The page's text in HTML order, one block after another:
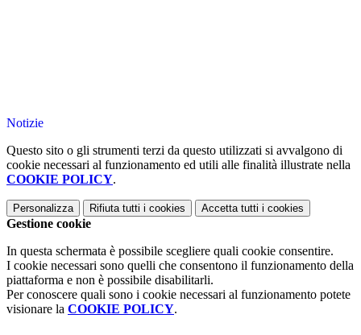
Notizie
Questo sito o gli strumenti terzi da questo utilizzati si avvalgono di
cookie necessari al funzionamento ed utili alle finalità illustrate nella
COOKIE POLICY.
Personalizza Rifiuta tutti i cookies Accetta tutti i cookies
Gestione cookie
In questa schermata è possibile scegliere quali cookie consentire.
I cookie necessari sono quelli che consentono il funzionamento della
piattaforma e non è possibile disabilitarli.
Per conoscere quali sono i cookie necessari al funzionamento potete
visionare la COOKIE POLICY.